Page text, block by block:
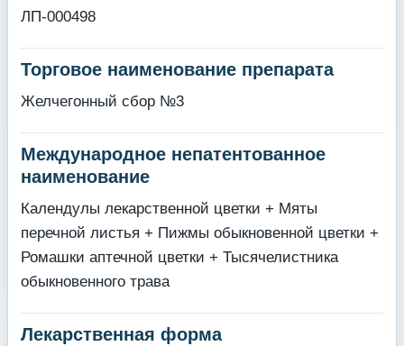
ЛП-000498
Торговое наименование препарата
Желчегонный сбор №3
Международное непатентованное
наименование
Календулы лекарственной цветки + Мяты
перечной листья + Пижмы обыкновенной цветки +
Ромашки аптечной цветки + Тысячелистника
обыкновенного трава
Лекарственная форма